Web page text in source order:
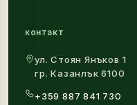
контакт
ул. Стоян Янъков 1
гр. Казанлък 6100
+359 887 841 730